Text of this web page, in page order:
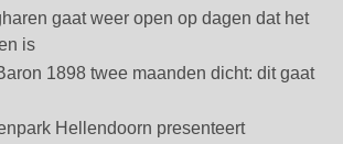
gaat weer open op dagen dat het
is
1898 twee maanden dicht: dit gaat
Hellendoorn presenteert